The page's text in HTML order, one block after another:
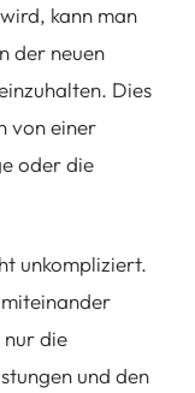
kann man
der neuen
Dies
von einer
oder die
unkompliziert.
die
und den